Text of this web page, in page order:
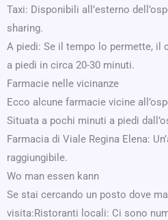
Taxi: Disponibili all’esterno
sharing.
A piedi: Se il tempo lo permette, il
a piedi in circa 20-30 minuti.
Farmacie nelle vicinanze
Ecco alcune farmacie vicine
Situata a pochi minuti a piedi
Farmacia di Viale Regina Elena:
raggiungibile.
Wo man essen kann
Se stai cercando un posto dove
visita:Ristoranti locali: Ci sono